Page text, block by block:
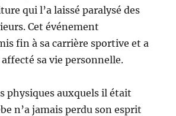
qui l’a laissé paralysé des
Cet événement
fin à sa carrière sportive et a
sa vie personnelle.
physiques auxquels il était
n’a jamais perdu son esprit